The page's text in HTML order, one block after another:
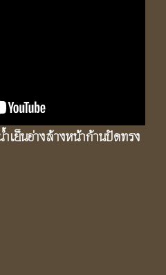
เย็นอ่างล้างหน้าก้านปัดทรง